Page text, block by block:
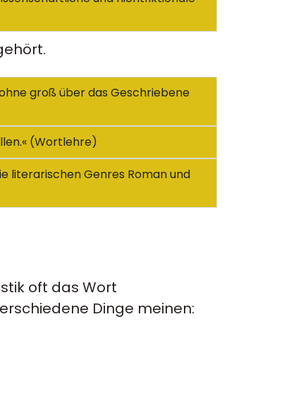
groß über das Geschriebene
(Wortlehre)
literarischen Genres Roman und
oft das Wort
Dinge meinen: